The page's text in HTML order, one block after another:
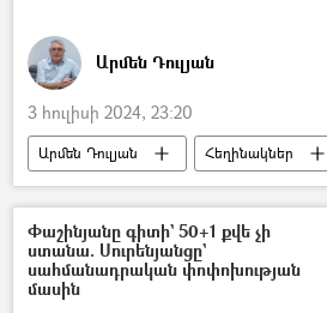
Արմեն Դուլյան
3 հուլիսի 2024, 23:20
Արմեն Դուլյան
Հեղինակներ
5 րոպե Դուլյանի հետ
ժողովրդավարություն
դիկտատոր
բռնապետ
Հարավային Կորեա
Թայվան
Փաշինյանը գիտի` 50+1 քվե չի
ստանա. Սուրենյանցը`
սահմանադրական փոփոխության
մասին